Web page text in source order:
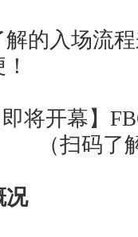
解的入场流
（扫码
况